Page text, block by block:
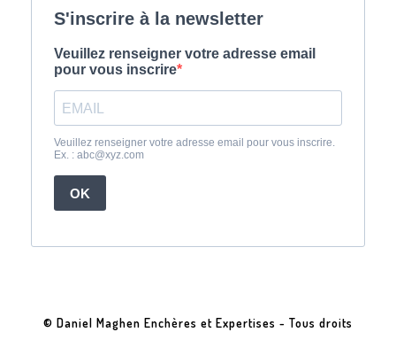
© Daniel Maghen Enchères et Expertises - Tous droits